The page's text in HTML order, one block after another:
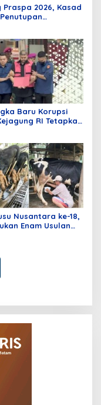
Praspa 2026, Kasad
Baru Korupsi
RI Tetapkan
Nusantara ke-18,
Enam Usulan